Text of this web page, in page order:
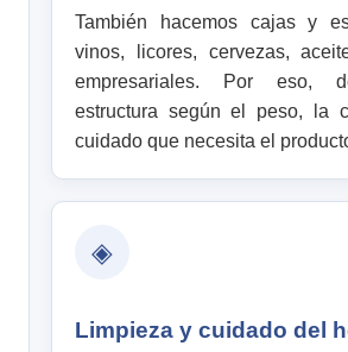
También hacemos cajas y
vinos, licores, cervezas,
empresariales. Por eso,
estructura según el peso, la
cuidado que necesita el
◈
Limpieza y cuidado del